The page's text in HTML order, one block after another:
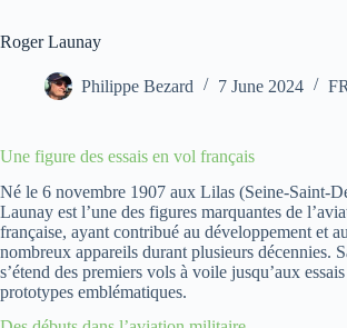
Roger Launay
Philippe Bezard 7 June 2024 FR
Une figure des essais en vol français
Né le 6 novembre 1907 aux Lilas (Seine-Saint-
Launay est l’une des figures marquantes de
française, ayant contribué au développement et
nombreux appareils durant plusieurs décennies.
s’étend des premiers vols à voile jusqu’aux
prototypes emblématiques.